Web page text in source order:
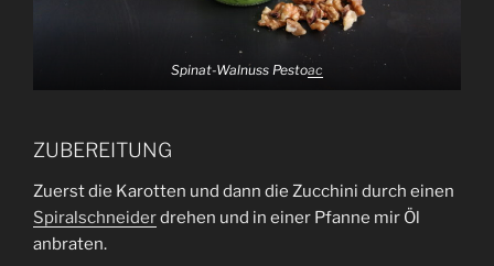
Spinat-Walnuss Pestoac
ZUBEREITUNG
Zuerst die Karotten und dann die Zucchini durch einen
Spiralschneiderdrehen und in einer Pfanne mir Öl
anbraten.